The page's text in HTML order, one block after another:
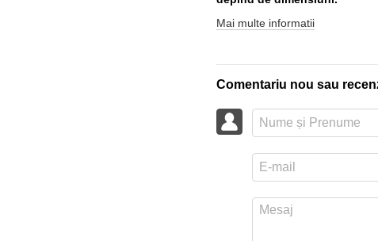
Mai multe informatii
Comentariu nou sau